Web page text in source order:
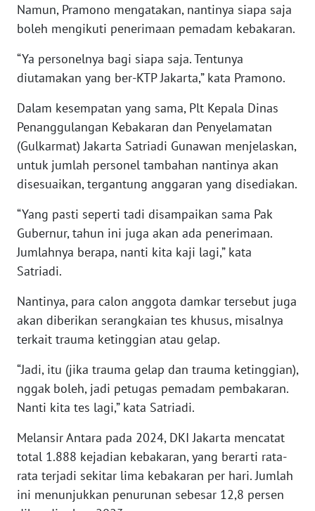
Namun, Pramono mengatakan, nantinya siapa saja
boleh mengikuti penerimaan pemadam kebakaran.
“Ya personelnya bagi siapa saja. Tentunya
diutamakan yang ber-KTP Jakarta,” kata Pramono.
Dalam kesempatan yang sama, Plt Kepala Dinas
Penanggulangan Kebakaran dan Penyelamatan
(Gulkarmat) Jakarta Satriadi Gunawan menjelaskan,
untuk jumlah personel tambahan nantinya akan
disesuaikan, tergantung anggaran yang disediakan.
“Yang pasti seperti tadi disampaikan sama Pak
Gubernur, tahun ini juga akan ada penerimaan.
Jumlahnya berapa, nanti kita kaji lagi,” kata
Satriadi.
Nantinya, para calon anggota damkar tersebut juga
akan diberikan serangkaian tes khusus, misalnya
terkait trauma ketinggian atau gelap.
“Jadi, itu (jika trauma gelap dan trauma ketinggian),
nggak boleh, jadi petugas pemadam pembakaran.
Nanti kita tes lagi,” kata Satriadi.
Melansir Antara pada 2024, DKI Jakarta mencatat
total 1.888 kejadian kebakaran, yang berarti rata-
rata terjadi sekitar lima kebakaran per hari. Jumlah
ini menunjukkan penurunan sebesar 12,8 persen
WN
WN
WN
LAMPUNG
WN
WN
NUSANTARA
JOGJA
WN
WN
BALI
WN
KALBAR
WN
KALTENG